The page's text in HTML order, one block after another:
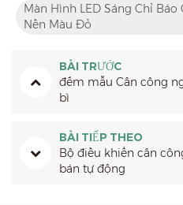
Màn Hình LED Sáng Chỉ
Nền Màu Đỏ
BÀI TRƯỚC
đếm mẫu Cân công
bì
BÀI TIẾP THEO
Bộ điều khiển cân
bán tự động